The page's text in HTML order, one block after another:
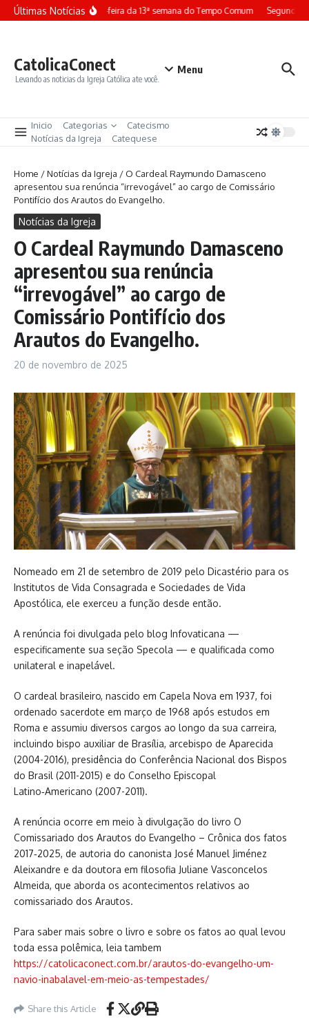
Ir para o conteúdo
Últimas NotíciasTerça-feira da 13ª semana do Tempo Comum Segunda-
CatolicaConect
Levando as noticias da Igreja Católica ate você.
Menu
Inicio Categorias
Catecismo
Notícias da Igreja
Catequese
Home /Notícias da Igreja /O Cardeal Raymundo Damasceno
apresentou sua renúncia “irrevogável” ao cargo de Comissário
Pontifício dos Arautos do Evangelho.
Notícias da Igreja
O Cardeal Raymundo Damasceno
apresentou sua renúncia
“irrevogável” ao cargo de
Comissário Pontifício dos
Arautos do Evangelho.
20 de novembro de 2025
Nomeado em 21 de setembro de 2019 pelo Dicastério para os
Institutos de Vida Consagrada e Sociedades de Vida
Apostólica, ele exerceu a função desde então.
A renúncia foi divulgada pelo blog Infovaticana —
especificamente sua seção Specola — e qualificada como
unilateral e inapelável.
O cardeal brasileiro, nascido em Capela Nova em 1937, foi
ordenado sacerdote em março de 1968 após estudos em
Roma e assumiu diversos cargos ao longo da sua carreira,
incluindo bispo auxiliar de Brasília, arcebispo de Aparecida
(2004-2016), presidência do Conferência Nacional dos Bispos
do Brasil (2011-2015) e do Conselho Episcopal
Latino‑Americano (2007-2011).
A renúncia ocorre em meio à divulgação do livro O
Comissariado dos Arautos do Evangelho – Crônica dos fatos
2017‑2025, de autoria do canonista José Manuel Jiménez
Aleixandre e da doutora em filosofia Juliane Vasconcelos
Almeida, que aborda os acontecimentos relativos ao
comissariado dos Arautos.
Para saber mais sobre o livro e sobre os fatos ao qual levou
toda essa polêmica, leia tambem
https://catolicaconect.com.br/arautos-do-evangelho-um-
navio-inabalavel-em-meio-as-tempestades/
Share this Article